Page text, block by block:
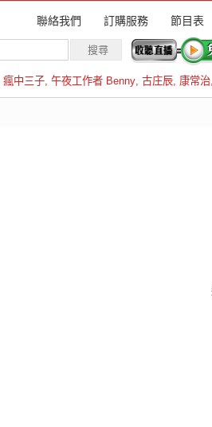
聯絡我們 訂購服務 節目表
瘋中三子, 午夜工作者 Benny, 古庄辰, 康常治,